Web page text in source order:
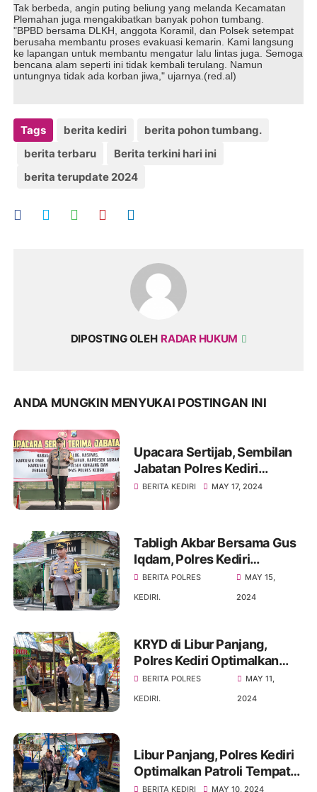
Tak berbeda, angin puting beliung yang melanda Kecamatan
Plemahan juga mengakibatkan banyak pohon tumbang.
"BPBD bersama DLKH, anggota Koramil, dan Polsek setempat
berusaha membantu proses evakuasi kemarin. Kami langsung
ke lapangan untuk membantu mengatur lalu lintas juga. Semoga
bencana alam seperti ini tidak kembali terulang. Namun
untungnya tidak ada korban jiwa," ujarnya.(red.al)
Tags berita kediri
berita pohon tumbang.
berita terbaru
Berita terkini hari ini
berita terupdate 2024
DIPOSTING OLEH RADAR HUKUM
ANDA MUNGKIN MENYUKAI POSTINGAN INI
Upacara Sertijab, Sembilan
Jabatan Polres Kediri
Dirotasi
BERITA KEDIRI MAY 17, 2024
Tabligh Akbar Bersama Gus
Iqdam, Polres Kediri
Siagakan Ratusan Personil
dan Tenaga Kesehatan
BERITA POLRES
KEDIRI.
MAY 15,
2024
KRYD di Libur Panjang,
Polres Kediri Optimalkan
Patroli Tempat Wisata
BERITA POLRES
KEDIRI.
MAY 11,
2024
Libur Panjang, Polres Kediri
Optimalkan Patroli Tempat
Wisata Imbau Pengunjung
BERITA KEDIRI MAY 10, 2024